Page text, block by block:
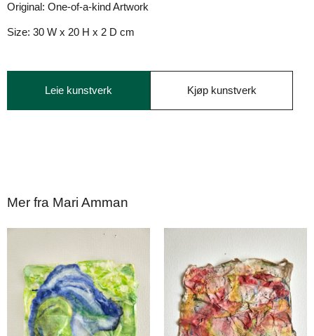
Original: One-of-a-kind Artwork
Size: 30 W x 20 H x 2 D cm
Leie kunstverk Kjøp kunstverk
Mer fra Mari Amman